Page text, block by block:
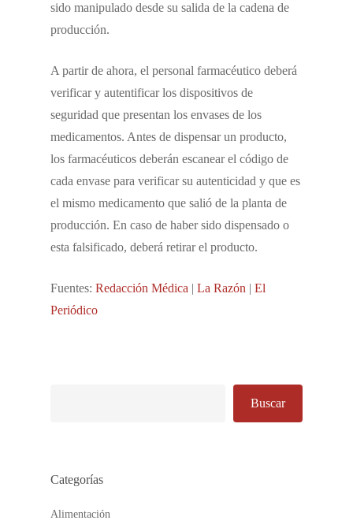
sido manipulado desde su salida de la cadena de
producción.
A partir de ahora, el personal farmacéutico deberá
verificar y autentificar los dispositivos de
seguridad que presentan los envases de los
medicamentos. Antes de dispensar un producto,
los farmacéuticos deberán escanear el código de
cada envase para verificar su autenticidad y que es
el mismo medicamento que salió de la planta de
producción. En caso de haber sido dispensado o
esta falsificado, deberá retirar el producto.
Fuentes: Redacción Médica | La Razón | El
Periódico
Buscar
Categorías
Alimentación